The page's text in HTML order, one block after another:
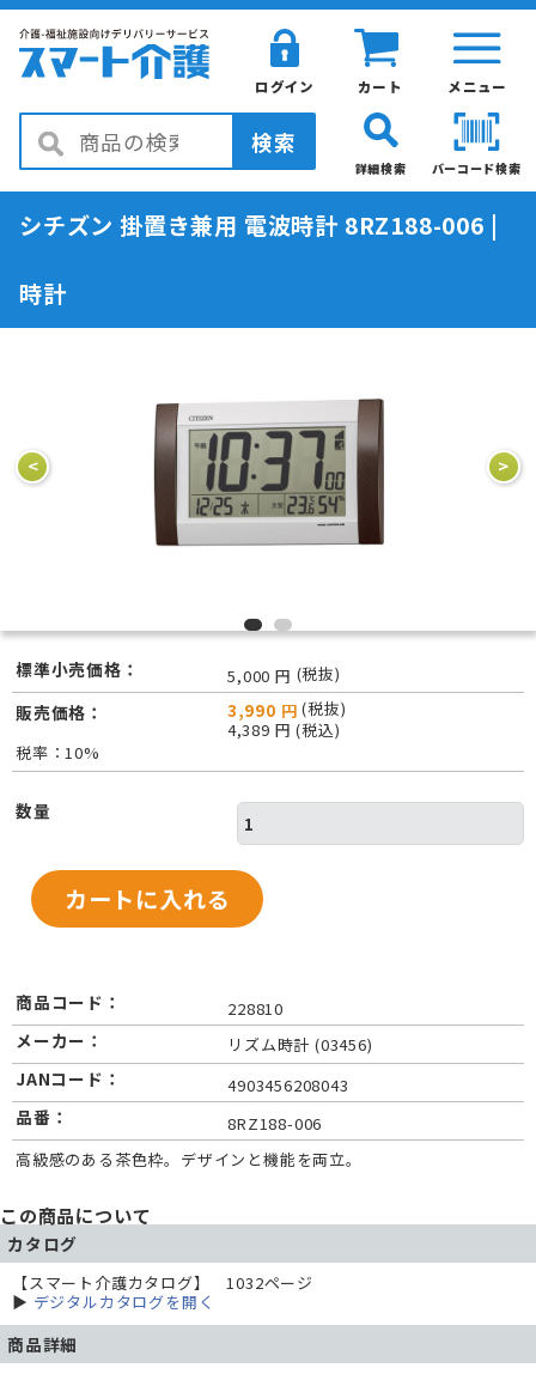
メニュー
カート
ログイン
検索
バーコード検索
詳細検索
シチズン 掛置き兼用 電波時計 8RZ188-006 |
時計
< >
標準小売価格： 5,000 円 (税抜)
販売価格： 3,990 円 (税抜)
4,389 円 (税込)
税率：10%
数量
商品コード： 228810
メーカー： リズム時計 (03456)
JANコード： 4903456208043
品番：
8RZ188-006
高級感のある茶色枠。デザインと機能を両立。
この商品について
カタログ
【スマート介護カタログ】 1032ページ
▶ デジタルカタログを開く
商品詳細